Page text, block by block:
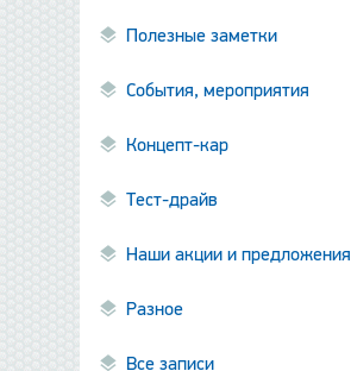
Полезные заметки
События, мероприятия
Концепт-кар
Тест-драйв
Наши акции и предложения
Разное
Все записи